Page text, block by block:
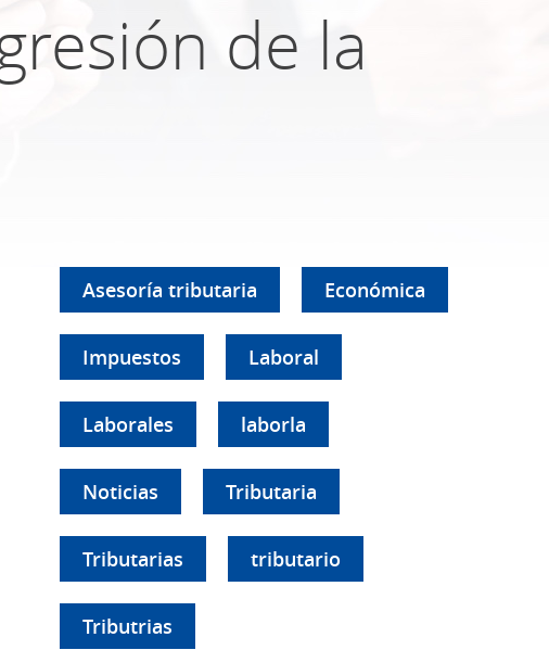
de la
Asesoría tributaria Económica
Impuestos Laboral
Laborales laborla
Noticias Tributaria
Tributarias tributario
Tributrias